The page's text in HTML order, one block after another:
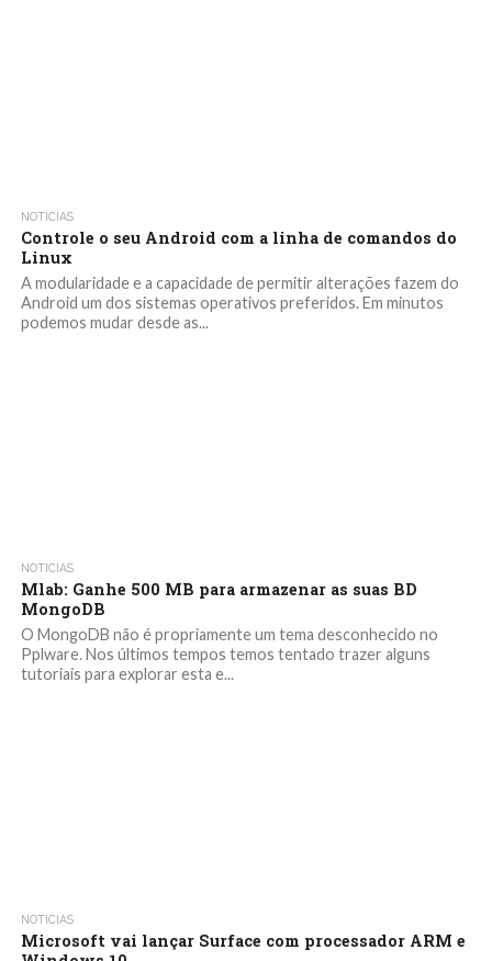
NOTICIAS
Controle o seu Android com a linha de comandos do
Linux
A modularidade e a capacidade de permitir alterações fazem do
Android um dos sistemas operativos preferidos. Em minutos
podemos mudar desde as...
NOTICIAS
Mlab: Ganhe 500 MB para armazenar as suas BD
MongoDB
O MongoDB não é propriamente um tema desconhecido no
Pplware. Nos últimos tempos temos tentado trazer alguns
tutoriais para explorar esta e...
NOTICIAS
Microsoft vai lançar Surface com processador ARM e